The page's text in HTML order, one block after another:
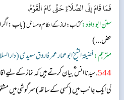
فَمَا قَامَ إِلَى الصَّلَاةِ حَتَّى نَامَ الْقَوْمُ.
سنن ابو داؤد:کتاب: نماز کے احکام ومسائل(باب: اگر
حض...)
مترجم:فضیلۃ الشیخ ابو عمار عمر فاروق سعیدی (دار
544 . سیدنا انس ؓ بیان کرتے ہیں کہ نماز کے
کی ایک جانب میں (کسی کے ساتھ) سرگوشی میں